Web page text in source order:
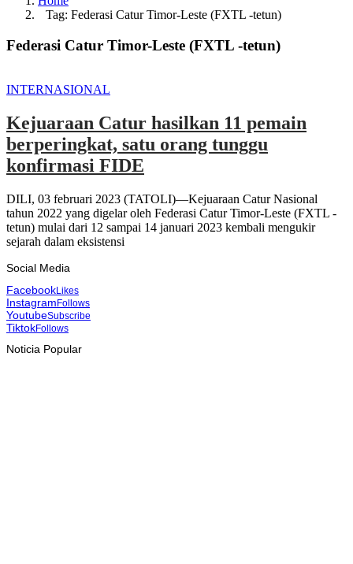
Tag: Federasi Catur Timor-Leste (FXTL -tetun)
Federasi Catur Timor-Leste (FXTL -tetun)
INTERNASIONAL
Kejuaraan Catur hasilkan 11 pemain
berperingkat, satu orang tunggu
konfirmasi FIDE
DILI, 03 februari 2023 (TATOLI)—Kejuaraan Catur Nasional
tahun 2022 yang digelar oleh Federasi Catur Timor-Leste (FXTL -
tetun) mulai dari 12 sampai 14 januari 2023 kembali mengukir
sejarah dalam eksistensi
Social Media
FacebookLikes
InstagramFollows
YoutubeSubscribe
TiktokFollows
Noticia Popular